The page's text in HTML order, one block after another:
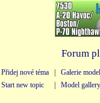
Forum
Přidej nové téma
Galerie
Start new topic Model gallery